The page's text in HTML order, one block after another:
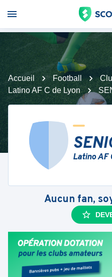
Accueil Football
Latino AF C de Lyon
Latino AF
Aucun fan,